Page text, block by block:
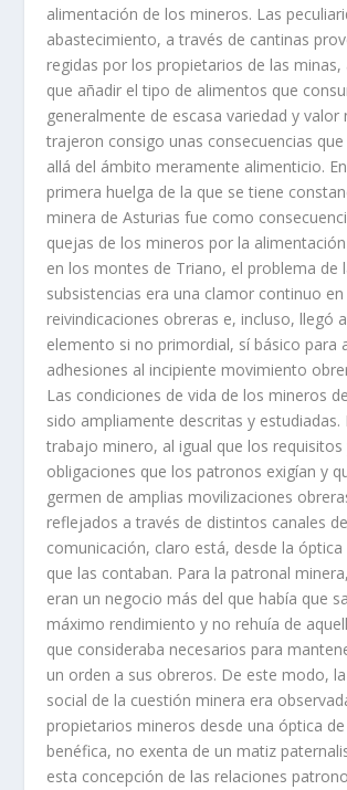
alimentación de los mineros. Las
abastecimiento, a través de cantinas
regidas por los propietarios de las minas,
que añadir el tipo de alimentos que
generalmente de escasa variedad y valor
trajeron consigo unas consecuencias
allá del ámbito meramente alimenticio.
primera huelga de la que se tiene
minera de Asturias fue como
quejas de los mineros por la
en los montes de Triano, el problema de
subsistencias era una clamor continuo
reivindicaciones obreras e, incluso, llegó
elemento si no primordial, sí­ básico para
adhesiones al incipiente movimiento
Las condiciones de vida de los mineros
sido ampliamente descritas y estudiadas.
trabajo minero, al igual que los requisitos
obligaciones que los patronos exigí­an y
germen de amplias movilizaciones
reflejados a través de distintos canales de
comunicación, claro está, desde la óptica
que las contaban. Para la patronal
eran un negocio más del que habí­a que
máximo rendimiento y no rehuí­a de
que consideraba necesarios para
un orden a sus obreros. De este modo,
social de la cuestión minera era
propietarios mineros desde una óptica
benéfica, no exenta de un matiz
esta concepción de las relaciones